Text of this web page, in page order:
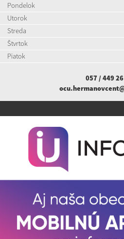
Pondelok
Utorok
Streda
Štvrtok
Piatok
057 / 449